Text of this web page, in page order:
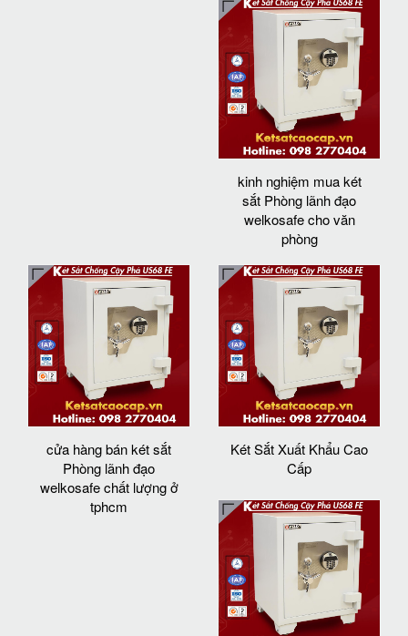
kinh nghiệm mua két
sắt Phòng lãnh đạo
welkosafe cho văn
phòng
cửa hàng bán két sắt
Phòng lãnh đạo
welkosafe chất lượng ở
tphcm
Két Sắt Xuất Khẩu Cao
Cấp